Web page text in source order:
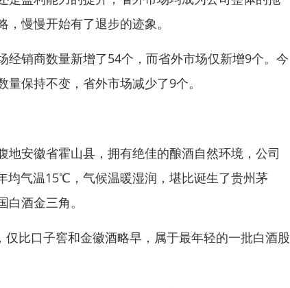
慢慢开始有了退步的迹象。
销商数量新增了54个，而省外市场仅新增9个。今
保持不变，省外市场减少了9个。
安徽省霍山县，拥有绝佳的酿酒自然环境，公司
均气温15℃，气候温暖湿润，堪比诞生了贵州茅
酒金三角。
比口子窖和金徽酒略早，属于最年轻的一批白酒股